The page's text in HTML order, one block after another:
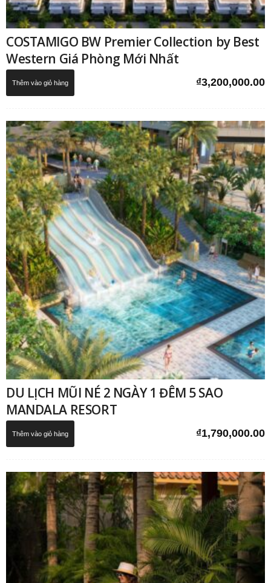
COSTAMIGO BW Premier Collection by Best
Western Giá Phòng Mới Nhất
₫3,200,000.00
Thêm vào giỏ hàng
DU LỊCH MŨI NÉ 2 NGÀY 1 ĐÊM 5 SAO
MANDALA RESORT
₫1,790,000.00
Thêm vào giỏ hàng